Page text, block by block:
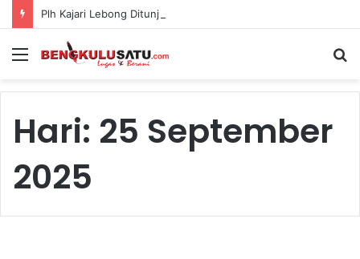
Menu
Hari: 25 September
2025